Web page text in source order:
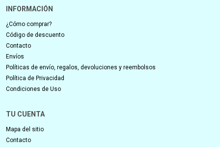
INFORMACIÓN
¿Cómo comprar?
Código de descuento
Contacto
Envíos
Políticas de envío, regalos, devoluciones y reembolsos
Política de Privacidad
Condiciones de Uso
TU CUENTA
Mapa del sitio
Contacto